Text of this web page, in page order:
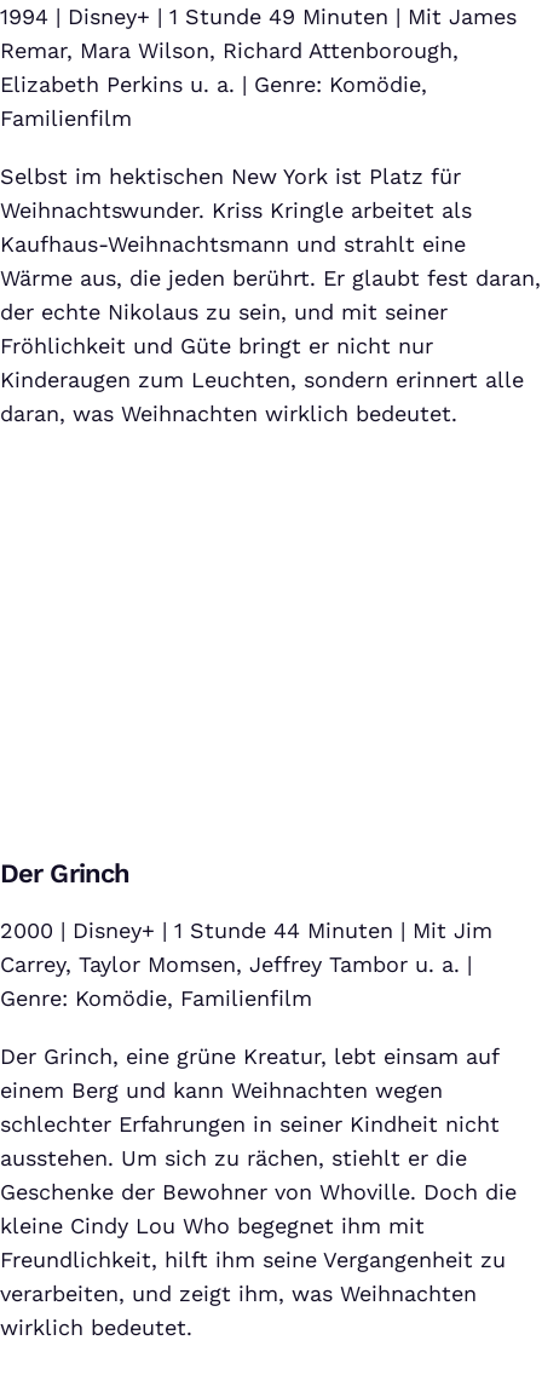
1994 | Disney+ | 1 Stunde 49 Minuten | Mit James
Remar, Mara Wilson, Richard Attenborough,
Elizabeth Perkins u. a. | Genre: Komödie,
Familienfilm
Selbst im hektischen New York ist Platz für
Weihnachtswunder. Kriss Kringle arbeitet als
Kaufhaus-Weihnachtsmann und strahlt eine
Wärme aus, die jeden berührt. Er glaubt fest daran,
der echte Nikolaus zu sein, und mit seiner
Fröhlichkeit und Güte bringt er nicht nur
Kinderaugen zum Leuchten, sondern erinnert alle
daran, was Weihnachten wirklich bedeutet.
aufgebaut. Weitere Informationen findest Du in unserer
Der Grinch
2000 | Disney+ | 1 Stunde 44 Minuten | Mit Jim
Carrey, Taylor Momsen, Jeffrey Tambor u. a. |
Genre: Komödie, Familienfilm
Der Grinch, eine grüne Kreatur, lebt einsam auf
einem Berg und kann Weihnachten wegen
schlechter Erfahrungen in seiner Kindheit nicht
ausstehen. Um sich zu rächen, stiehlt er die
Geschenke der Bewohner von Whoville. Doch die
kleine Cindy Lou Who begegnet ihm mit
Freundlichkeit, hilft ihm seine Vergangenheit zu
verarbeiten, und zeigt ihm, was Weihnachten
wirklich bedeutet.